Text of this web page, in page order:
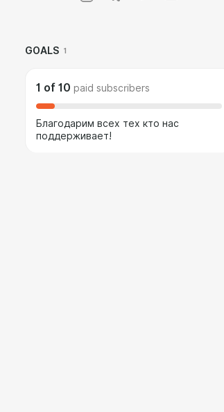
GOALS 1
1 of 10 paid subscribers
Благодарим всех тех кто нас
поддерживает!